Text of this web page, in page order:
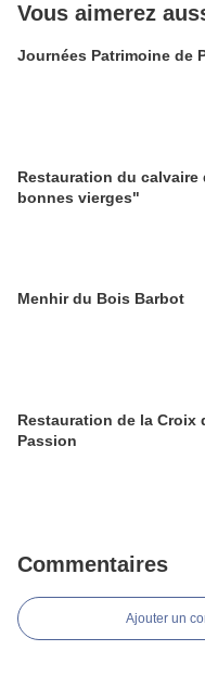
Vous aimerez
Journées Patrimoine de
Restauration du calvaire
bonnes vierges"
Menhir du Bois Barbot
Restauration de la Croix
Passion
Commentaires
Ajouter un